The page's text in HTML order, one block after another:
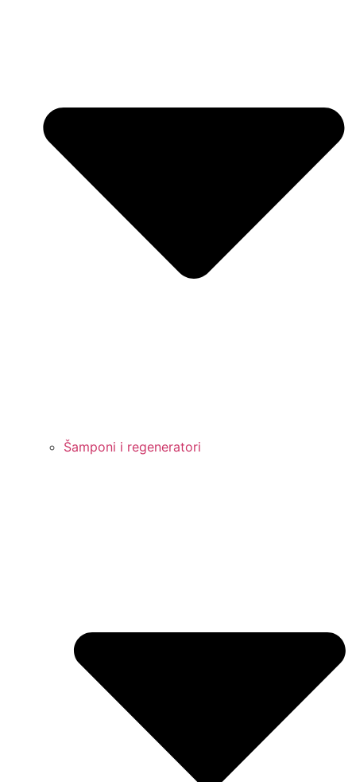
Šamponi i regeneratori